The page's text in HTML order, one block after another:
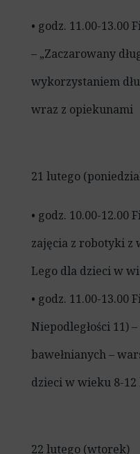
• godz. 11.00-13.00
– „Zaczarowany
wykorzystaniem
wraz z opiekunami
21 lutego
• godz. 10.00-12.00
zajęcia z robotyki
Lego dla dzieci w
• godz. 11.00-13.00
Niepodległości 11)
bawełnianych –
dzieci w wieku 8-12
22 lutego (wtorek)